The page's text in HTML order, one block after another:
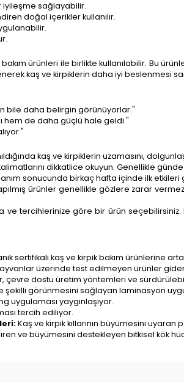
iyileşme sağlayabilir.
doğal içerikler kullanılır.
ürünleri ile birlikte kullanılabilir. Bu
kaş ve kirpiklerin daha iyi beslenmesi
bile daha belirgin görünüyorlar."
hem de daha güçlü hale geldi."
kaş ve kirpiklerin uzamasını,
dikkatlice okuyun. Genellikle
sonucunda birkaç hafta içinde ilk
ürünler genellikle gözlere zarar
ve tercihlerinize göre bir ürün
sertifikalı kaş ve kirpik bakım ürünlerine
üzerinde test edilmeyen ürünler
dostu üretim yöntemleri ve
şekilli görünmesini sağlayan laminasyon
uygulaması yaygınlaşıyor.
tercih ediliyor.
Kaş ve kirpik kıllarının büyümesini
ve büyümesini destekleyen bitkisel kök